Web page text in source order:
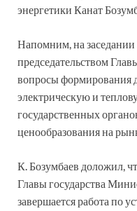
энергетики Канат
Напомним, на заседании
председательством
вопросы формирования
электрическую и
государственных
ценообразования на
К. Бозумбаев доложил,
Главы государства
завершается работа по